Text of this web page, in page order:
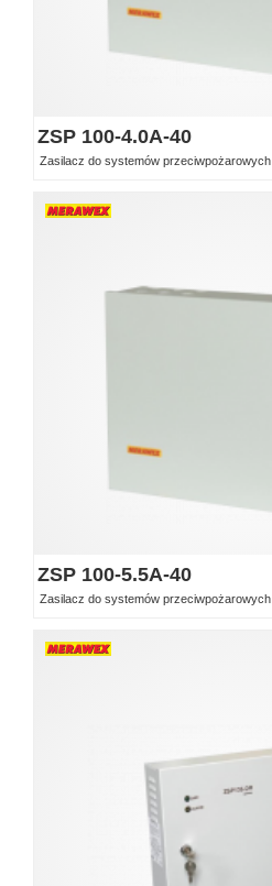
ZSP 100-4.0A-40
Zasilacz do systemów przeciwpożarowych
ZSP 100-5.5A-40
Zasilacz do systemów przeciwpożarowych